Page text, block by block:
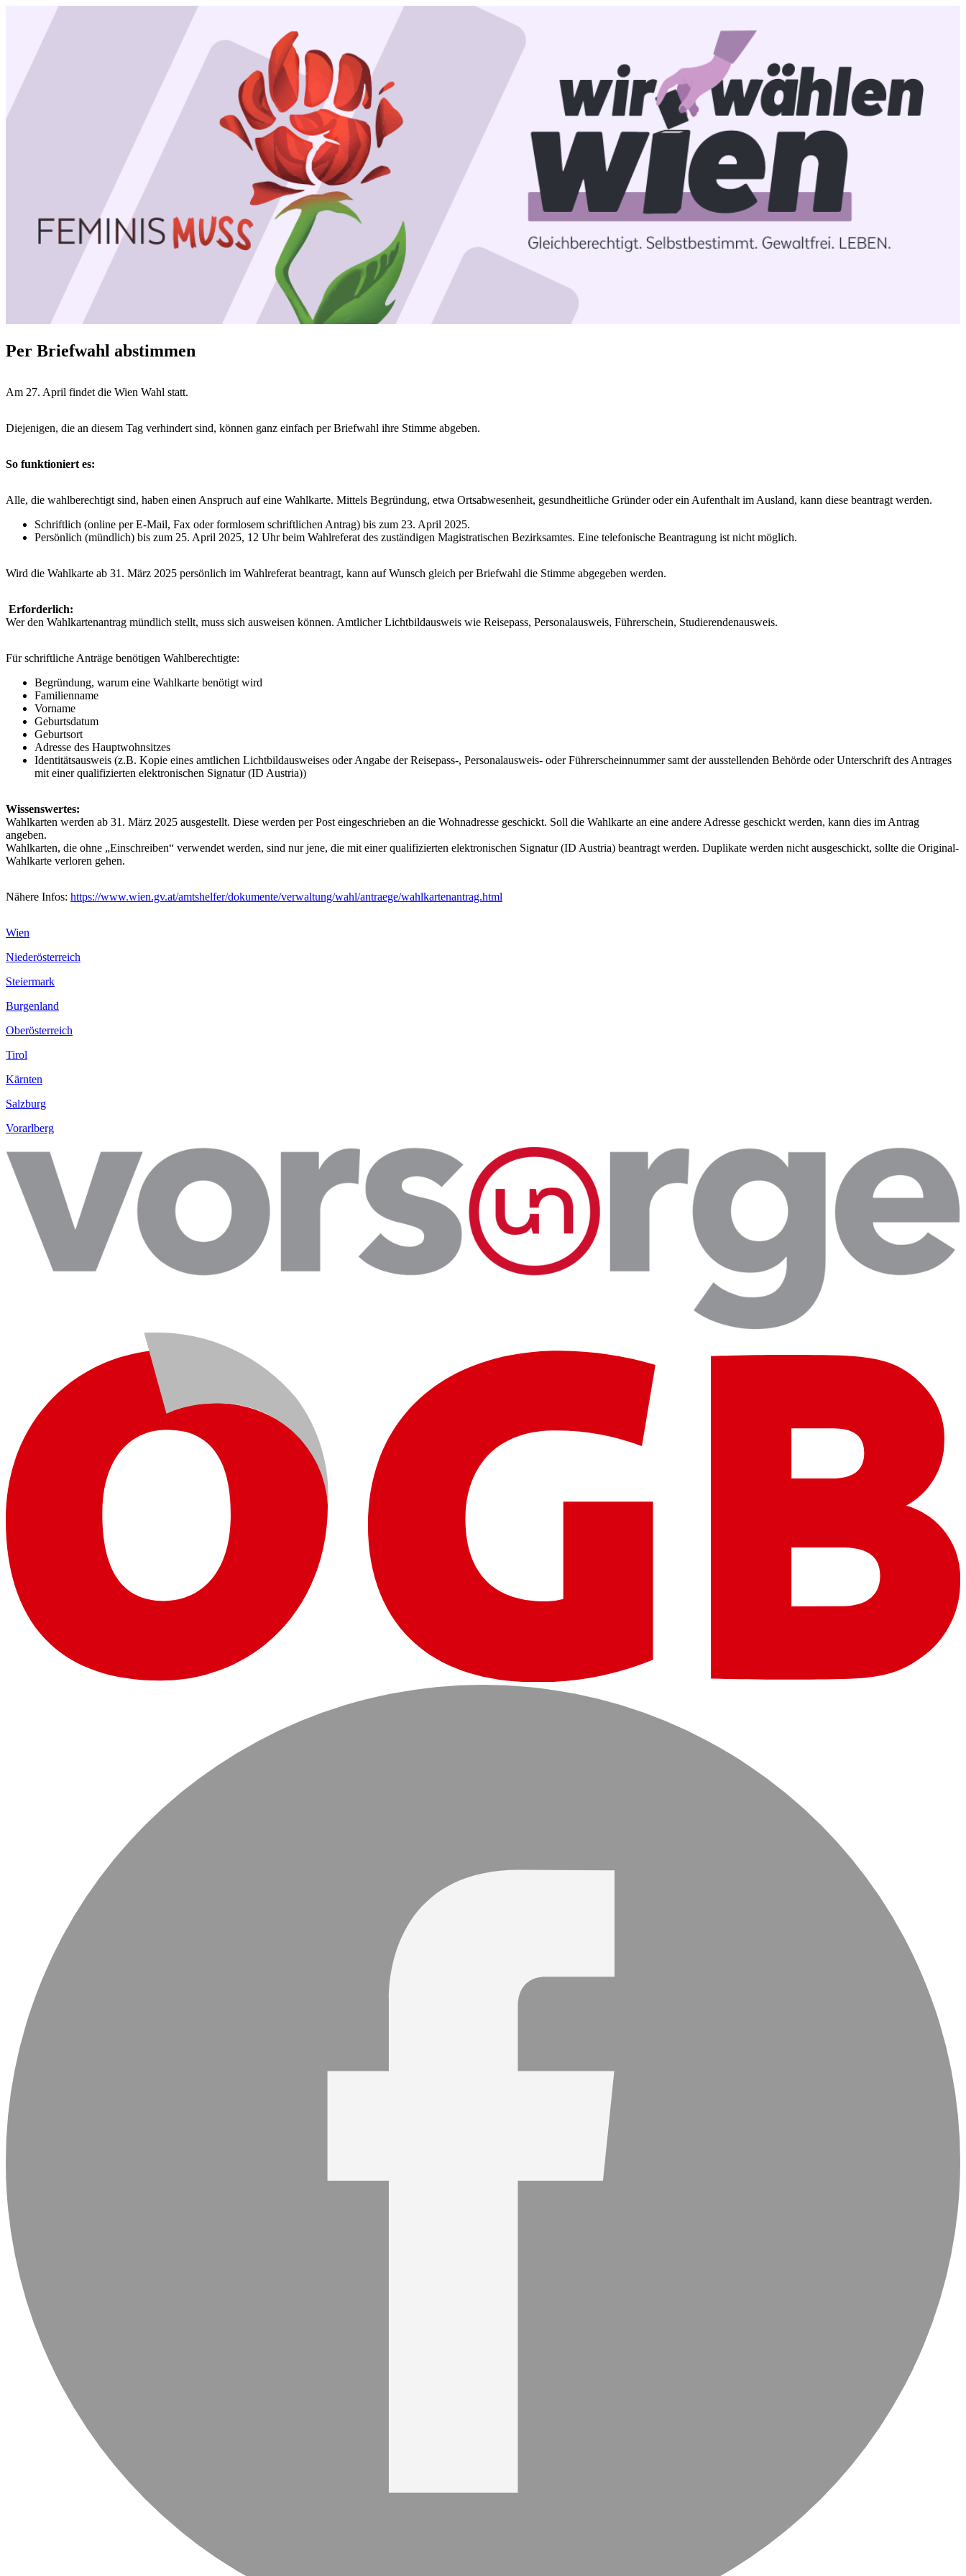
Per Briefwahl abstimmen
Am 27. April findet die Wien Wahl statt.
Diejenigen, die an diesem Tag verhindert sind, können ganz einfach per Briefwahl ihre Stimme abgeben.
So funktioniert es:
Alle, die wahlberechtigt sind, haben einen Anspruch auf eine Wahlkarte. Mittels Begründung, etwa Ortsabwesenheit, gesundheitliche Gründer oder ein Aufenthalt im Ausland, kann diese beantragt werden.
Schriftlich (online per E-Mail, Fax oder formlosem schriftlichen Antrag) bis zum 23. April 2025.
Persönlich (mündlich) bis zum 25. April 2025, 12 Uhr beim Wahlreferat des zuständigen Magistratischen Bezirksamtes. Eine telefonische Beantragung ist nicht möglich.
Wird die Wahlkarte ab 31. März 2025 persönlich im Wahlreferat beantragt, kann auf Wunsch gleich per Briefwahl die Stimme abgegeben werden.
Erforderlich:
Wer den Wahlkartenantrag mündlich stellt, muss sich ausweisen können. Amtlicher Lichtbildausweis wie Reisepass, Personalausweis, Führerschein, Studierendenausweis.
Für schriftliche Anträge benötigen Wahlberechtigte:
Begründung, warum eine Wahlkarte benötigt wird
Familienname
Vorname
Geburtsdatum
Geburtsort
Adresse des Hauptwohnsitzes
Identitätsausweis (z.B. Kopie eines amtlichen Lichtbildausweises oder Angabe der Reisepass-, Personalausweis- oder Führerscheinnummer samt der ausstellenden Behörde oder Unterschrift des Antrages
mit einer qualifizierten elektronischen Signatur (ID Austria))
Wissenswertes:
Wahlkarten werden ab 31. März 2025 ausgestellt. Diese werden per Post eingeschrieben an die Wohnadresse geschickt. Soll die Wahlkarte an eine andere Adresse geschickt werden, kann dies im Antrag
angeben.
Wahlkarten, die ohne „Einschreiben“ verwendet werden, sind nur jene, die mit einer qualifizierten elektronischen Signatur (ID Austria) beantragt werden. Duplikate werden nicht ausgeschickt, sollte die Original-
Wahlkarte verloren gehen.
Nähere Infos: https://www.wien.gv.at/amtshelfer/dokumente/verwaltung/wahl/antraege/wahlkartenantrag.html
Wien
Niederösterreich
Steiermark
Burgenland
Oberösterreich
Tirol
Kärnten
Salzburg
Vorarlberg